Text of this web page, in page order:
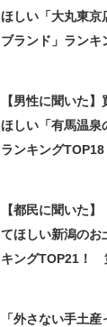
ほしい「大丸東京
ブランド」ランキ
【男性に聞いた
ほしい「有馬温泉
ランキング
【都民に聞いた】
てほしい新潟のお
キングTOP21！
「外さない手土